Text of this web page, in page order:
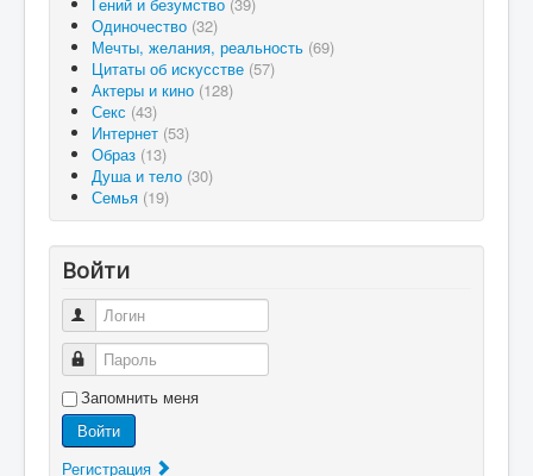
Одиночество (32)
Мечты, желания, реальность (69)
Цитаты об искусстве (57)
Актеры и кино (128)
Секс (43)
Интернет (53)
Образ (13)
Душа и тело (30)
Семья (19)
Войти
Логин
Пароль
Запомнить меня
Войти
Регистрация